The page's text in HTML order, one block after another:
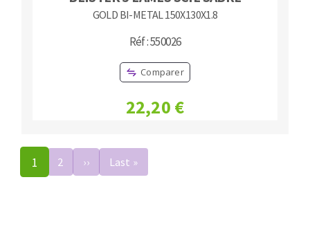
GOLD BI-METAL 150X130X1.8
Réf : 550026
Comparer
22,20 €
Pagination
1 2 ››Page
suivante
Last »
page